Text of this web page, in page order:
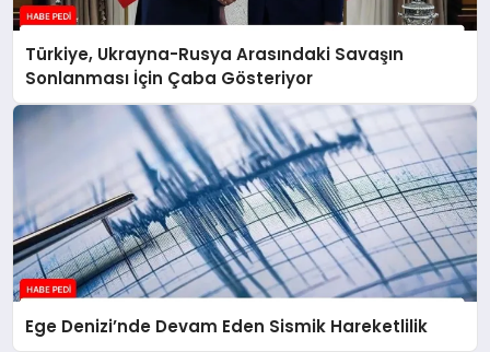
Türkiye, Ukrayna-Rusya Arasındaki Savaşın
Sonlanması İçin Çaba Gösteriyor
Ege Denizi’nde Devam Eden Sismik Hareketlilik